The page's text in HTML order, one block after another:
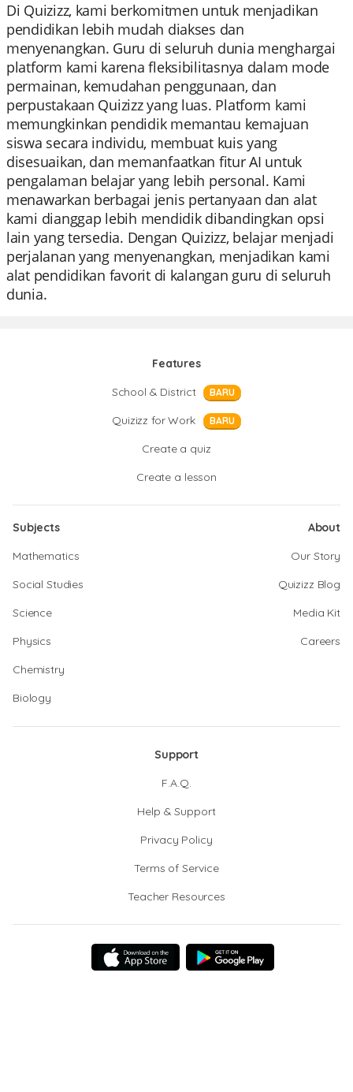
Di Quizizz, kami berkomitmen untuk menjadikan
pendidikan lebih mudah diakses dan
menyenangkan. Guru di seluruh dunia menghargai
platform kami karena fleksibilitasnya dalam mode
permainan, kemudahan penggunaan, dan
perpustakaan Quizizz yang luas. Platform kami
memungkinkan pendidik memantau kemajuan
siswa secara individu, membuat kuis yang
disesuaikan, dan memanfaatkan fitur AI untuk
pengalaman belajar yang lebih personal. Kami
menawarkan berbagai jenis pertanyaan dan alat
kami dianggap lebih mendidik dibandingkan opsi
lain yang tersedia. Dengan Quizizz, belajar menjadi
perjalanan yang menyenangkan, menjadikan kami
alat pendidikan favorit di kalangan guru di seluruh
dunia.
Features
School & District
BARU
Quizizz for Work BARU
Create a quiz
Create a lesson
Subjects
Mathematics
Social Studies
Science
Physics
Chemistry
Biology
About
Our Story
Quizizz Blog
Media Kit
Careers
Support
F.A.Q.
Help & Support
Privacy Policy
Terms of Service
Teacher Resources